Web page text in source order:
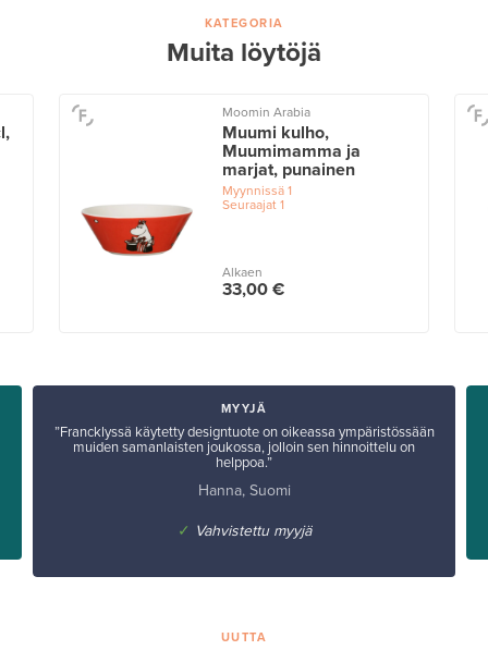
KATEGORIA
Muita löytöjä
Moomin Arabia
Muumi kulho,
Muumimamma ja
marjat, punainen
Myynnissä1
Seuraajat1
Alkaen
33,00 €
MYYJÄ
”Francklyssä käytetty designtuote on oikeassa ympäristössään
muiden samanlaisten joukossa, jolloin sen hinnoittelu on
helppoa.”
Hanna, Suomi
✓ Vahvistettu myyjä
UUTTA